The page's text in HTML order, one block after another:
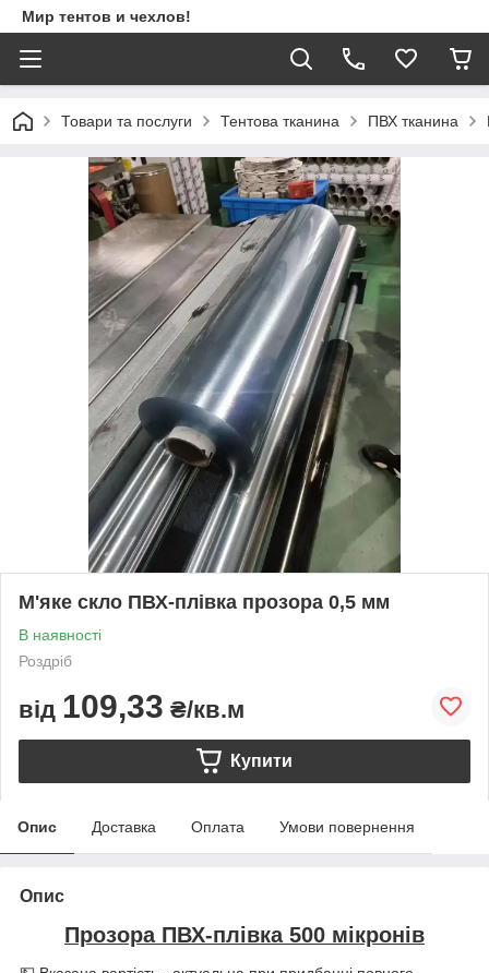
Мир тентов и чехлов!
Товари та послуги Тентова тканина ПВХ тканина
М'яке скло ПВХ-плівка прозора 0,5 мм
В наявності
Роздріб
від 109,33 ₴/кв.м
Купити
Опис Доставка Оплата Умови повернення
Опис
Прозора ПВХ-плівка 500 мікронів